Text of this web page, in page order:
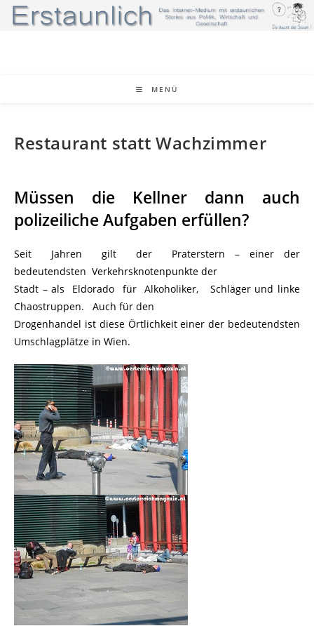
Zum
Inhalt
MENÜ
Restaurant statt Wachzimmer
Müssen die Kellner dann auch
polizeiliche Aufgaben erfüllen?
Seit Jahren gilt der Praterstern – einer der
bedeutendsten Verkehrsknotenpunkte der
Stadt – als Eldorado für Alkoholiker, Schläger und linke
Chaostruppen. Auch für den
Drogenhandel ist diese Örtlichkeit einer der bedeutendsten
Umschlagplätze in Wien.